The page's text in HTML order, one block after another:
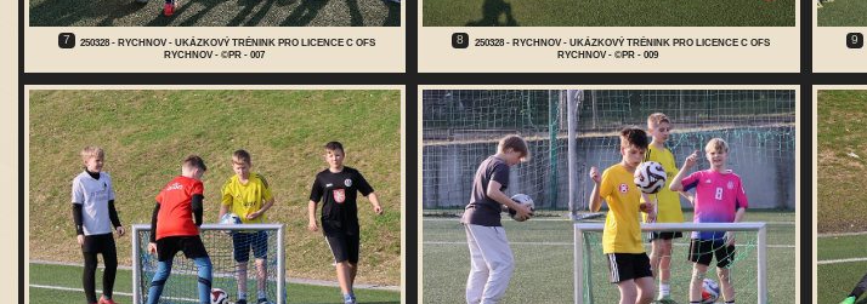
7
250328 - RYCHNOV - UKÁZKOVÝ TRÉNINK PRO LICENCE C OFS
RYCHNOV - ©PR - 007
8
250328 - RYCHNOV - UKÁZKOVÝ TRÉNINK PRO LICENCE C OFS
RYCHNOV - ©PR - 009
9